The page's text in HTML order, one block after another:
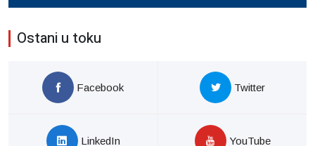
Ostani u toku
Facebook Twitter
LinkedIn YouTube